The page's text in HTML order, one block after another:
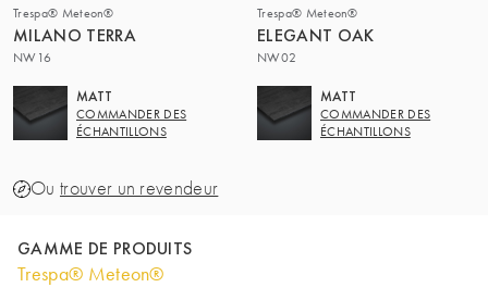
Trespa® Meteon®
MILANO TERRA
NW16
MATT
COMMANDER DES
ÉCHANTILLONS
Trespa® Meteon®
ELEGANT OAK
NW02
MATT
COMMANDER DES
ÉCHANTILLONS
Ou trouver un revendeur
GAMME DE PRODUITS
Trespa® Meteon®